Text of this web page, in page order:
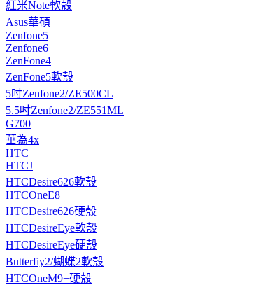
紅米Note軟殼
Asus華碩
Zenfone5
Zenfone6
ZenFone4
ZenFone5軟殼
5吋Zenfone2/ZE500CL
5.5吋Zenfone2/ZE551ML
G700
華為4x
HTC
HTCJ
HTCDesire626軟殼
HTCOneE8
HTCDesire626硬殼
HTCDesireEye軟殼
HTCDesireEye硬殼
Butterfiy2/蝴蝶2軟殼
HTCOneM9+硬殼